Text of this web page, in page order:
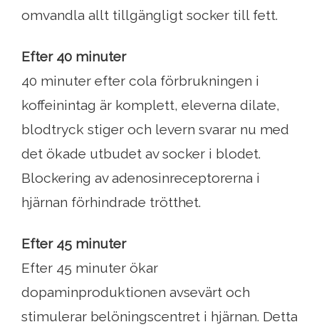
omvandla allt tillgängligt socker till fett.
Efter 40 minuter
40 minuter efter cola förbrukningen i
koffeinintag är komplett, eleverna dilate,
blodtryck stiger och levern svarar nu med
det ökade utbudet av socker i blodet.
Blockering av adenosinreceptorerna i
hjärnan förhindrade trötthet.
Efter 45 minuter
Efter 45 minuter ökar
dopaminproduktionen avsevärt och
stimulerar belöningscentret i hjärnan. Detta